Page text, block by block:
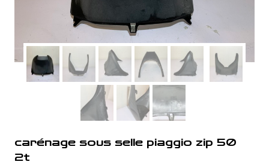
carénage sous selle piaggio zip 50
2t